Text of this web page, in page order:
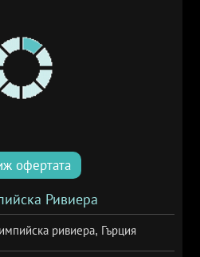
офертата
Ривиера
ривиера, Гърция